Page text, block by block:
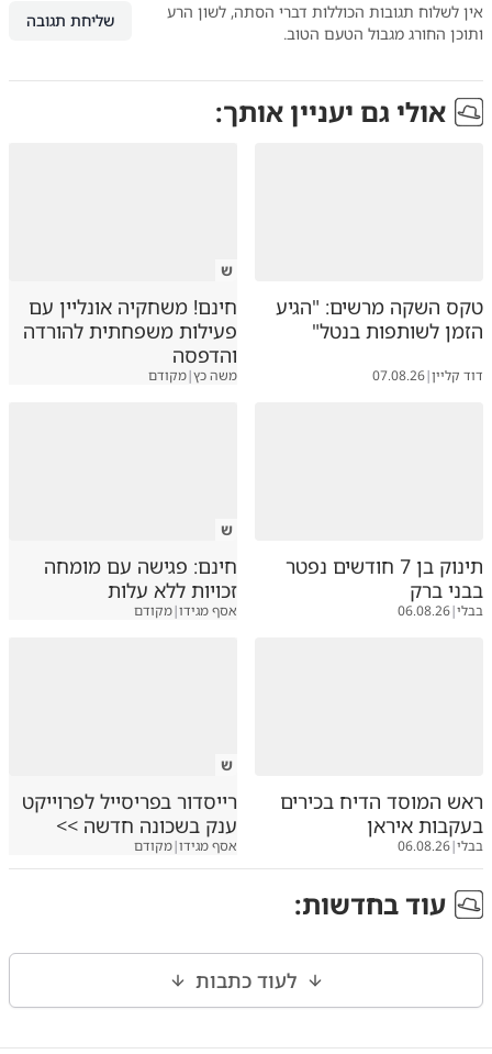
אין לשלוח תגובות הכוללות דברי הסתה, לשון הרע
ותוכן החורג מגבול הטעם הטוב.
שליחת תגובה
אולי גם יעניין אותך:
טקס השקה מרשים: "הגיע
הזמן לשותפות בנטל"
דוד קליין|
07.08.26
ש
חינם! משחקיה אונליין עם
פעילות משפחתית להורדה
והדפסה
משה כץ|מקודם
תינוק בן 7 חודשים נפטר
בבני ברק
בבלי|
06.08.26
ש
חינם: פגישה עם מומחה
זכויות ללא עלות
אסף מגידו|מקודם
ראש המוסד הדיח בכירים
בעקבות איראן
בבלי|
06.08.26
ש
רייסדור בפריסייל לפרוייקט
ענק בשכונה חדשה >>
אסף מגידו|מקודם
עוד בחדשות:
לעוד כתבות